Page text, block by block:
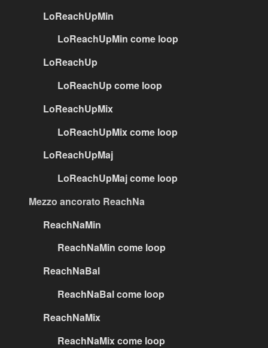
LoReachUpMin
LoReachUpMin come loop
LoReachUp
LoReachUp come loop
LoReachUpMix
LoReachUpMix come loop
LoReachUpMaj
LoReachUpMaj come loop
Mezzo ancorato ReachNa
ReachNaMin
ReachNaMin come loop
ReachNaBal
ReachNaBal come loop
ReachNaMix
ReachNaMix come loop